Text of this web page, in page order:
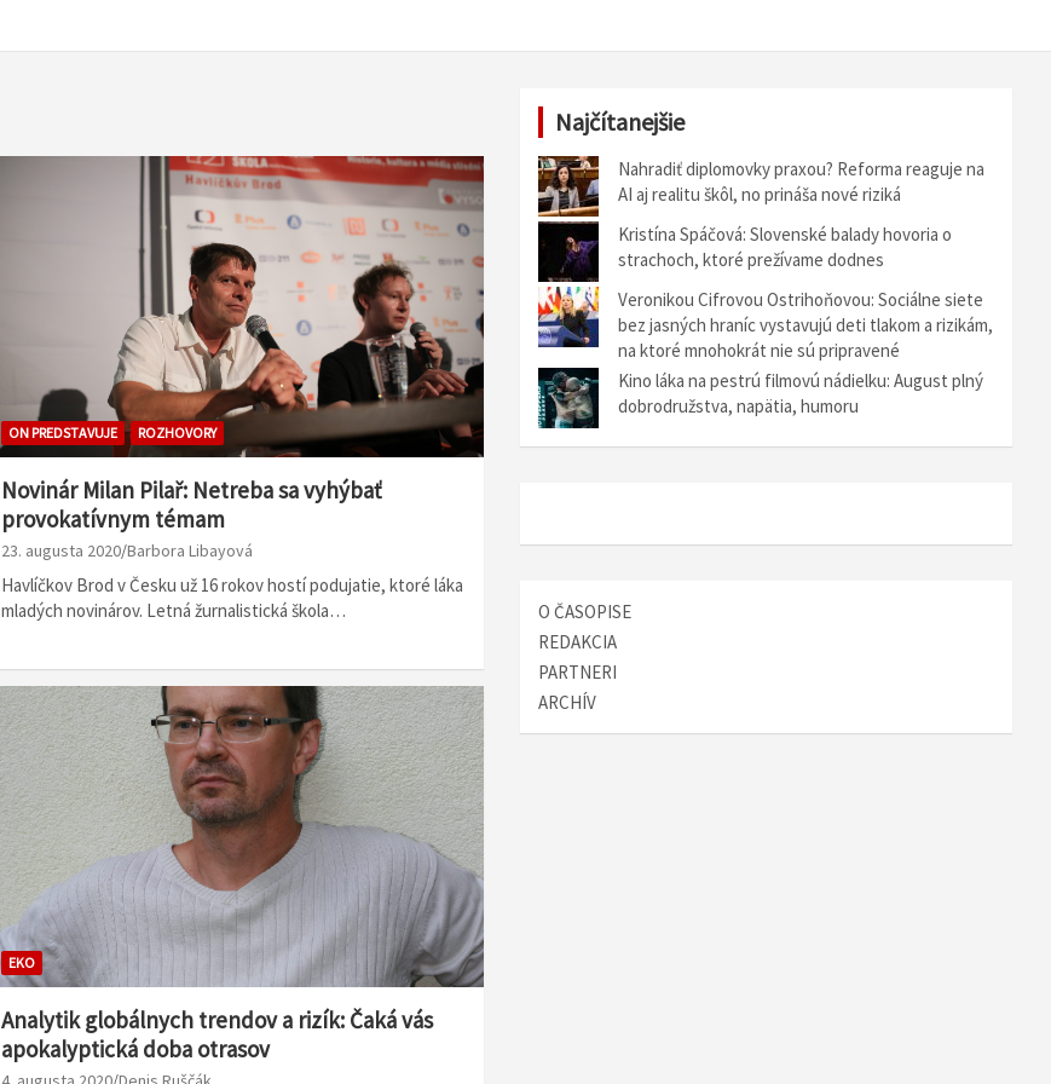
ON PREDSTAVUJE ROZHOVORY
Novinár Milan Pilař: Netreba sa vyhýbať
provokatívnym témam
23. augusta 2020 Barbora Libayová
Havlíčkov Brod v Česku už 16 rokov hostí podujatie, ktoré láka
mladých novinárov. Letná žurnalistická škola…
EKO
Analytik globálnych trendov a rizík: Čaká vás
apokalyptická doba otrasov
Najčítanejšie
Nahradiť diplomovky praxou? Reforma reaguje na
AI aj realitu škôl, no prináša nové riziká
Kristína Spáčová: Slovenské balady hovoria o
strachoch, ktoré prežívame dodnes
Veronikou Cifrovou Ostrihoňovou: Sociálne siete
bez jasných hraníc vystavujú deti tlakom a rizikám,
na ktoré mnohokrát nie sú pripravené
Kino láka na pestrú filmovú nádielku: August plný
dobrodružstva, napätia, humoru
O ČASOPISE
REDAKCIA
PARTNERI
ARCHÍV